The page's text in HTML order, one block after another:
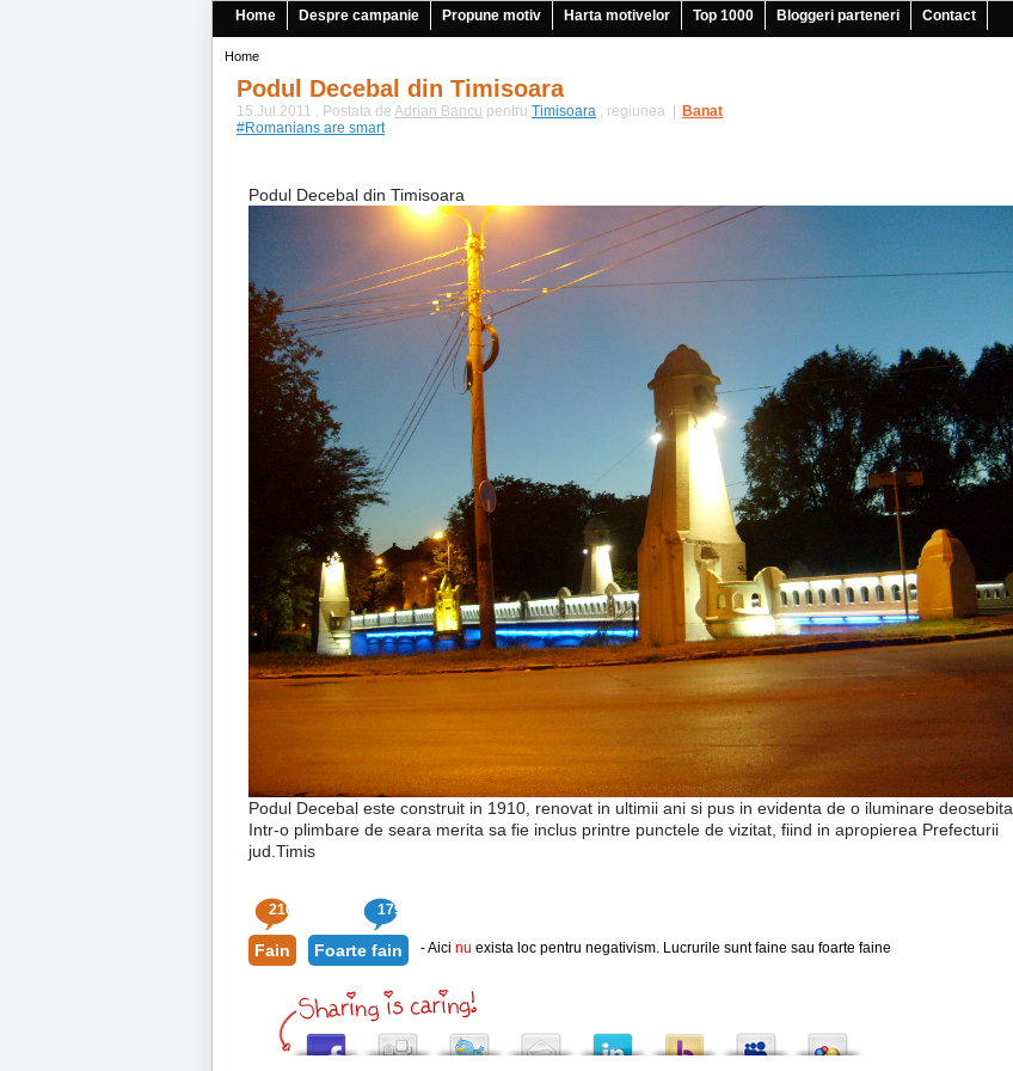
Home Despre campanie Propune motiv Harta motivelor Top 1000 Bloggeri parteneri Contact
Home
Podul Decebal din Timisoara
15.Jul.2011 . Postata de Adrian Bancu pentru Timisoara , regiunea Banat
#Romanians are smart
Podul Decebal din Timisoara
Podul Decebal este construit in 1910, renovat in ultimii ani si pus in evidenta de o iluminare deosebita.
Intr-o plimbare de seara merita sa fie inclus printre punctele de vizitat, fiind in apropierea Prefecturii
jud.Timis
210 179
Fain Foarte fain - Aici nu exista loc pentru negativism. Lucrurile sunt faine sau foarte faine